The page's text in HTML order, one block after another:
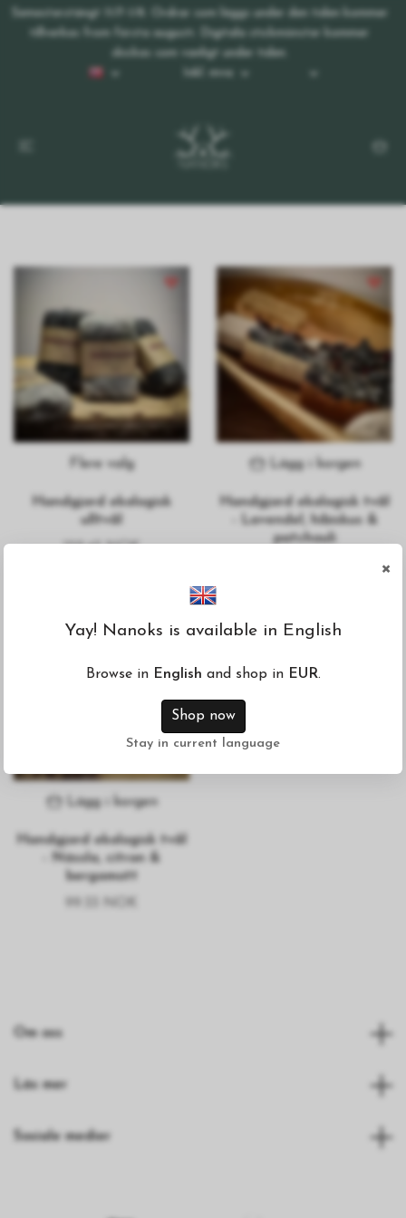
Semesterstängt 11/7-1/8. Ordrar som läggs under den tiden kommer
tillverkas from första augusti. Digitala stickmönster kommer
skickas som vanligt under tiden.
Inkl. mva
Flere valg
Handgjord ekologisk
ulltvål
129.43 NOK
Lägg i korgen
Handgjord ekologisk tvål
- Lavendel, hibiskus &
patchouli
Lägg i korgen
Handgjord ekologisk tvål
- Nässla, citron &
bergamott
99.33 NOK
Om oss
Läs mer
Sosiale medier
×
Yay! Nanoks is available in English
Browse in English and shop in EUR.
Shop now
Stay in current language